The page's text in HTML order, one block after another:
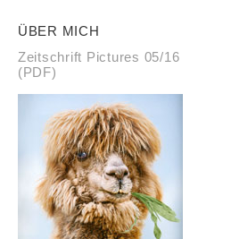
ÜBER MICH
Zeitschrift Pictures 05/16
(PDF)